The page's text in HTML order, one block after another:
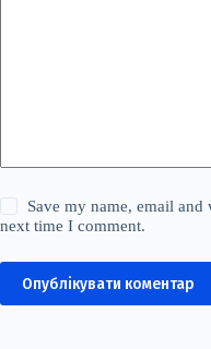
Save my name, email
next time I comment.
Опублікувати коментар